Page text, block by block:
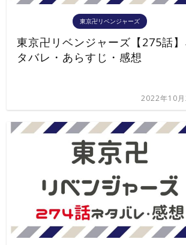
東京卍リベンジャーズ
東京卍リベンジャーズ【275話】
タバレ・あらすじ・感想
2022年10月